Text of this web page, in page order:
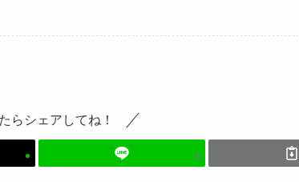
らシェアしてね！